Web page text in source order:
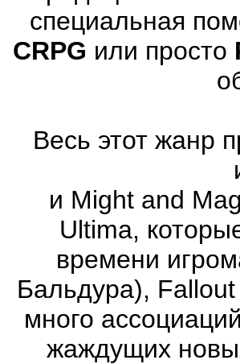
специальная
CRPG или просто
Весь этот жанр
и Might and
Ultima,
времени
Бальдура),
много
жаждущих